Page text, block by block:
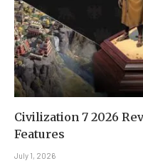
Civilization 7 2026
Features
July 1, 2026